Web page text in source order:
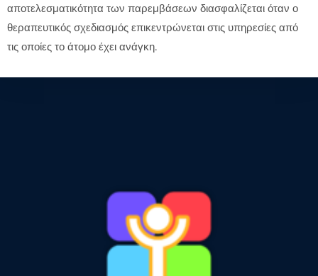
αποτελεσματικότητα των παρεμβάσεων διασφαλίζεται όταν ο
θεραπευτικός σχεδιασμός επικεντρώνεται στις υπηρεσίες από
τις οποίες το άτομο έχει ανάγκη.